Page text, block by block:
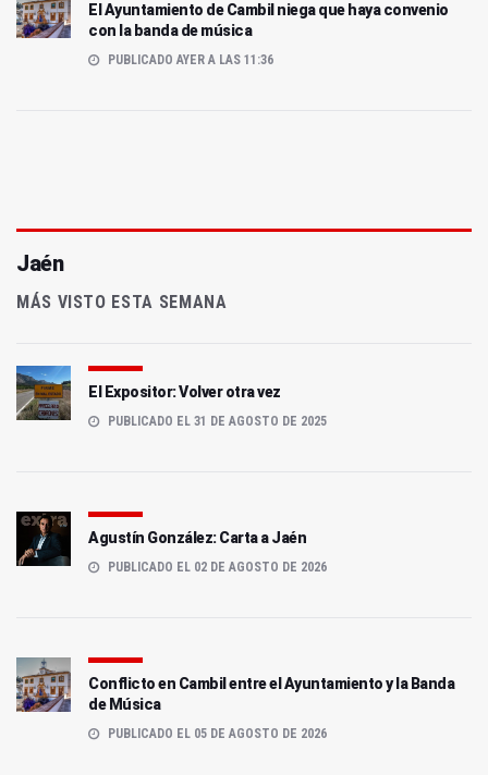
El Ayuntamiento de Cambil niega que haya convenio
con la banda de música
PUBLICADO AYER A LAS 11:36
Jaén
MÁS VISTO ESTA SEMANA
El Expositor: Volver otra vez
PUBLICADO EL 31 DE AGOSTO DE 2025
Agustín González: Carta a Jaén
PUBLICADO EL 02 DE AGOSTO DE 2026
Conflicto en Cambil entre el Ayuntamiento y la Banda
de Música
PUBLICADO EL 05 DE AGOSTO DE 2026